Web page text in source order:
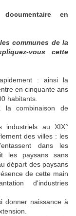
en
communes de la
vous cette
: ainsi la
en cinquante ans
habitants.
la combinaison de
industriels au XIX°
des villes : les
dans les
les paysans sans
départ des paysans
de cette main
d'industries
donner naissance à